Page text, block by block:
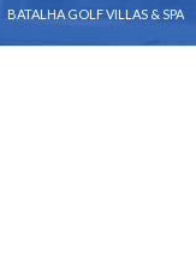
BATALHA GOLF VILLAS & SPA